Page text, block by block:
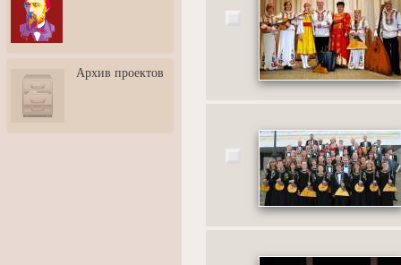
3: Обусловленности
человека и их влияние на
карьеру
скульптором Дмитрием
Тугариновым
АртБульвар в День города
Архив проектов